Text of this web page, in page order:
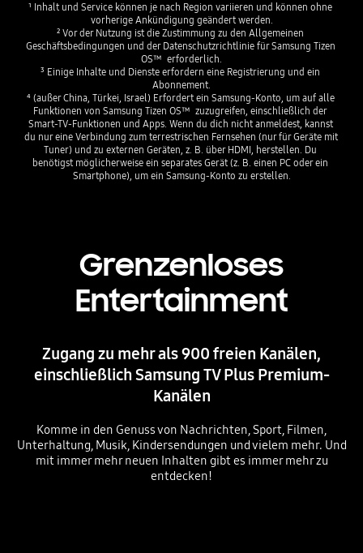
¹ Inhalt und Service können je nach Region variieren und können ohne
vorherige Ankündigung geändert werden.
² Vor der Nutzung ist die Zustimmung zu den Allgemeinen
Geschäftsbedingungen und der Datenschutzrichtlinie für Samsung Tizen
OS™  erforderlich.
³ Einige Inhalte und Dienste erfordern eine Registrierung und ein
Abonnement.
⁴ (außer China, Türkei, Israel) Erfordert ein Samsung-Konto, um auf alle
Funktionen von Samsung Tizen OS™  zuzugreifen, einschließlich der
Smart-TV-Funktionen und Apps. Wenn du dich nicht anmeldest, kannst
du nur eine Verbindung zum terrestrischen Fernsehen (nur für Geräte mit
Tuner) und zu externen Geräten, z. B. über HDMI, herstellen. Du
benötigst möglicherweise ein separates Gerät (z. B. einen PC oder ein
Smartphone), um ein Samsung-Konto zu erstellen.
Grenzenloses
Entertainment
Zugang zu mehr als 900 freien Kanälen,
einschließlich Samsung TV Plus Premium-
Kanälen
Komme in den Genuss von Nachrichten, Sport, Filmen,
Unterhaltung, Musik, Kindersendungen und vielem mehr. Und
mit immer mehr neuen Inhalten gibt es immer mehr zu
entdecken!